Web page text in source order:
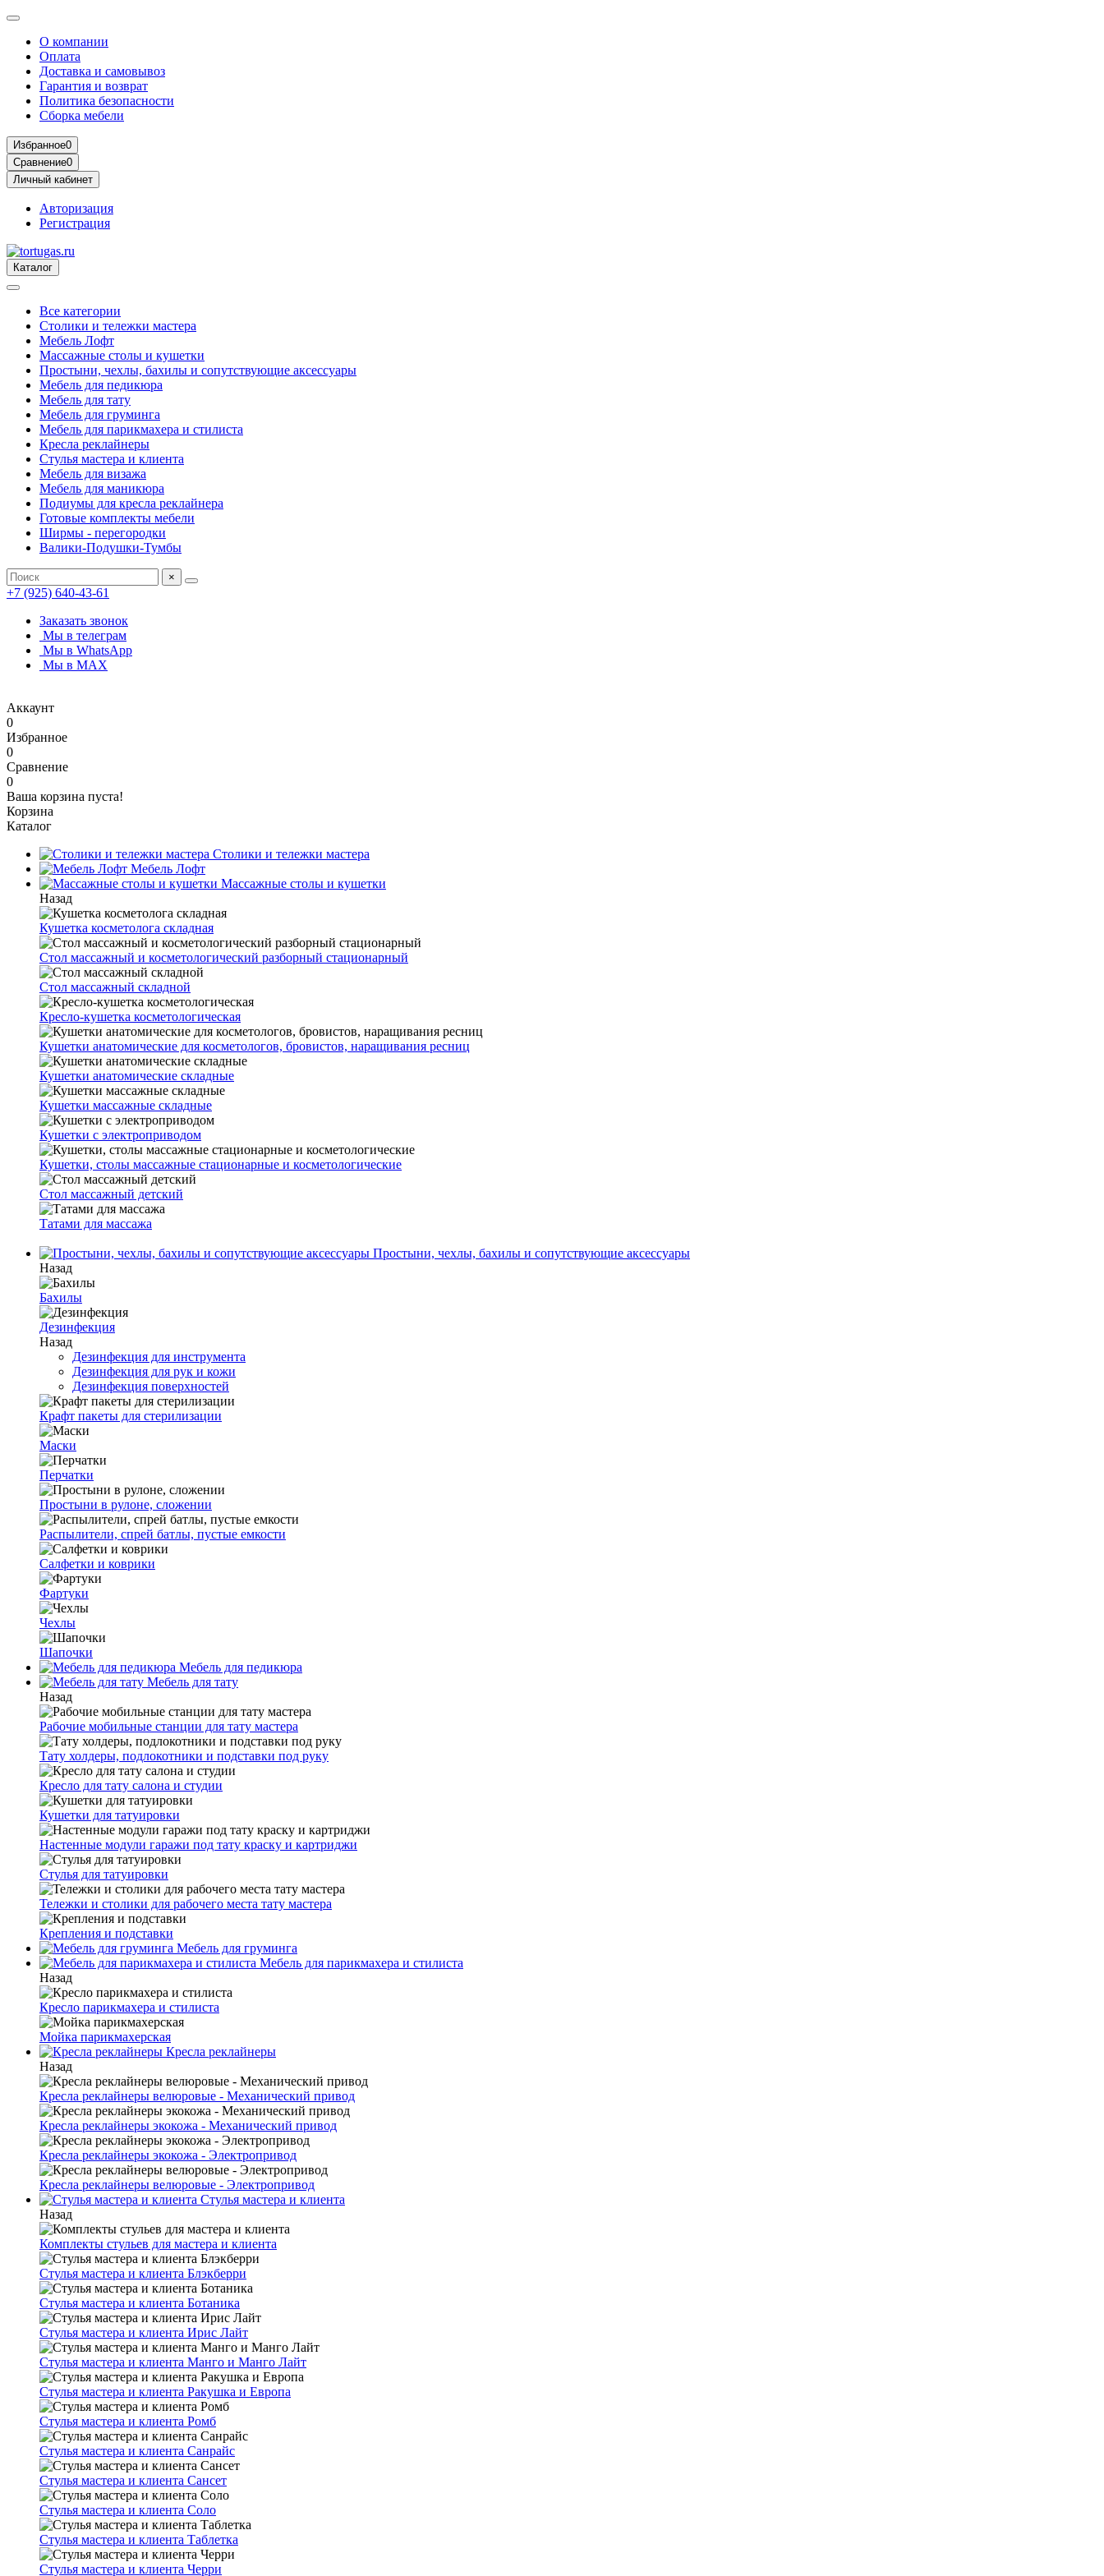
О компании
Оплата
Доставка и самовывоз
Гарантия и возврат
Политика безопасности
Сборка мебели
Избранное0
Сравнение0
Личный кабинет
Авторизация
Регистрация
Каталог
Все категории
Столики и тележки мастера
Мебель Лофт
Массажные столы и кушетки
Простыни, чехлы, бахилы и сопутствующие аксессуары
Мебель для педикюра
Мебель для тату
Мебель для груминга
Мебель для парикмахера и стилиста
Кресла реклайнеры
Стулья мастера и клиента
Мебель для визажа
Мебель для маникюра
Подиумы для кресла реклайнера
Готовые комплекты мебели
Ширмы - перегородки
Валики-Подушки-Тумбы
×
+7 (925) 640-43-61
Заказать звонок
Мы в телеграм
Мы в WhatsApp
Мы в MAX
Аккаунт
0
Избранное
0
Сравнение
0
Ваша корзина пуста!
Корзина
Каталог
Столики и тележки мастера
Мебель Лофт
Массажные столы и кушетки
Назад
Кушетка косметолога складная
Стол массажный и косметологический разборный стационарный
Стол массажный складной
Кресло-кушетка косметологическая
Кушетки анатомические для косметологов, бровистов, наращивания ресниц
Кушетки анатомические складные
Кушетки массажные складные
Кушетки с электроприводом
Кушетки, столы массажные стационарные и косметологические
Стол массажный детский
Татами для массажа
Простыни, чехлы, бахилы и сопутствующие аксессуары
Назад
Бахилы
Дезинфекция
Назад
Дезинфекция для инструмента
Дезинфекция для рук и кожи
Дезинфекция поверхностей
Крафт пакеты для стерилизации
Маски
Перчатки
Простыни в рулоне, сложении
Распылители, спрей батлы, пустые емкости
Салфетки и коврики
Фартуки
Чехлы
Шапочки
Мебель для педикюра
Мебель для тату
Назад
Рабочие мобильные станции для тату мастера
Тату холдеры, подлокотники и подставки под руку
Кресло для тату салона и студии
Кушетки для татуировки
Настенные модули гаражи под тату краску и картриджи
Стулья для татуировки
Тележки и столики для рабочего места тату мастера
Крепления и подставки
Мебель для груминга
Мебель для парикмахера и стилиста
Назад
Кресло парикмахера и стилиста
Мойка парикмахерская
Кресла реклайнеры
Назад
Кресла реклайнеры велюровые - Механический привод
Кресла реклайнеры экокожа - Механический привод
Кресла реклайнеры экокожа - Электропривод
Кресла реклайнеры велюровые - Электропривод
Стулья мастера и клиента
Назад
Комплекты стульев для мастера и клиента
Стулья мастера и клиента Блэкберри
Стулья мастера и клиента Ботаника
Стулья мастера и клиента Ирис Лайт
Стулья мастера и клиента Манго и Манго Лайт
Стулья мастера и клиента Ракушка и Европа
Стулья мастера и клиента Ромб
Стулья мастера и клиента Санрайс
Стулья мастера и клиента Сансет
Стулья мастера и клиента Соло
Стулья мастера и клиента Таблетка
Стулья мастера и клиента Черри